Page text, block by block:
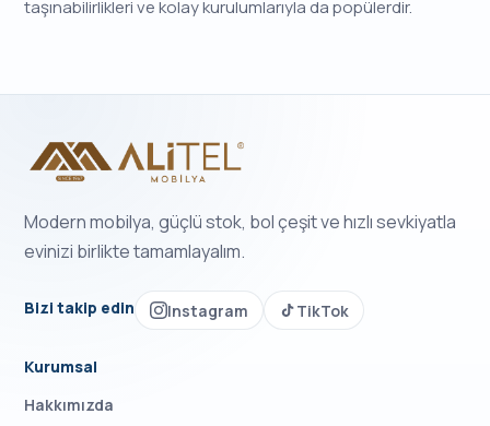
taşınabilirlikleri ve kolay kurulumlarıyla da popülerdir.
Modern mobilya, güçlü stok, bol çeşit ve hızlı sevkiyatla
evinizi birlikte tamamlayalım.
Bizi takip edin Instagram TikTok
Kurumsal
Hakkımızda